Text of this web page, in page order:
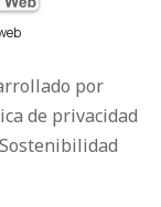
por
de privacidad